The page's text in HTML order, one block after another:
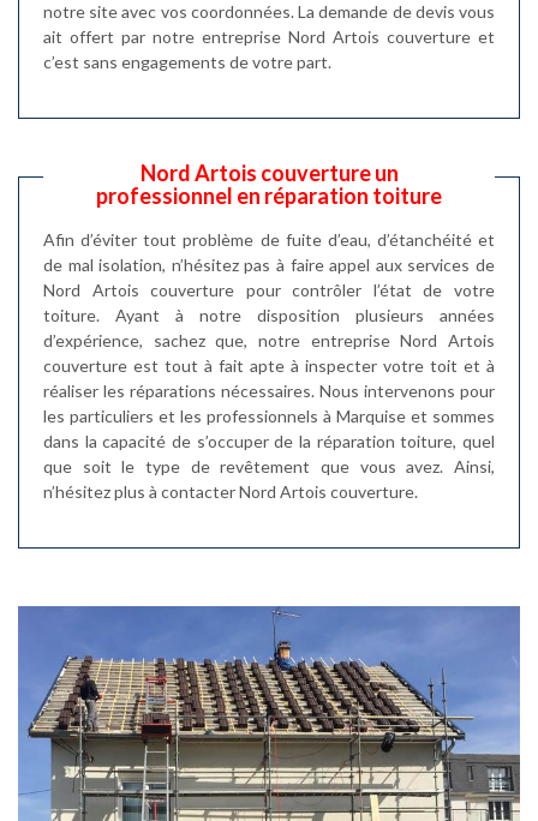
notre site avec vos coordonnées. La demande de devis vous
ait offert par notre entreprise Nord Artois couverture et
c’est sans engagements de votre part.
Nord Artois couverture un
professionnel en réparation toiture
Afin d’éviter tout problème de fuite d’eau, d’étanchéité et
de mal isolation, n’hésitez pas à faire appel aux services de
Nord Artois couverture pour contrôler l’état de votre
toiture. Ayant à notre disposition plusieurs années
d’expérience, sachez que, notre entreprise Nord Artois
couverture est tout à fait apte à inspecter votre toit et à
réaliser les réparations nécessaires. Nous intervenons pour
les particuliers et les professionnels à Marquise et sommes
dans la capacité de s’occuper de la réparation toiture, quel
que soit le type de revêtement que vous avez. Ainsi,
n’hésitez plus à contacter Nord Artois couverture.